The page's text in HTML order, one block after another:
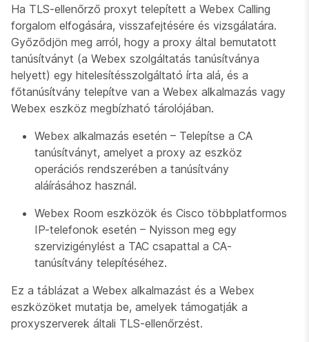
Ha TLS-ellenőrző proxyt telepített a Webex Calling
forgalom elfogására, visszafejtésére és vizsgálatára.
Győződjön meg arról, hogy a proxy által bemutatott
tanúsítványt (a Webex szolgáltatás tanúsítványa
helyett) egy hitelesítésszolgáltató írta alá, és a
főtanúsítvány telepítve van a Webex alkalmazás vagy
Webex eszköz megbízható tárolójában.
Webex alkalmazás esetén – Telepítse a CA
tanúsítványt, amelyet a proxy az eszköz
operációs rendszerében a tanúsítvány
aláírásához használ.
Webex Room eszközök és Cisco többplatformos
IP-telefonok esetén – Nyisson meg egy
szervizigénylést a TAC csapattal a CA-
tanúsítvány telepítéséhez.
Ez a táblázat a Webex alkalmazást és a Webex
eszközöket mutatja be, amelyek támogatják a
proxyszerverek általi TLS-ellenőrzést.